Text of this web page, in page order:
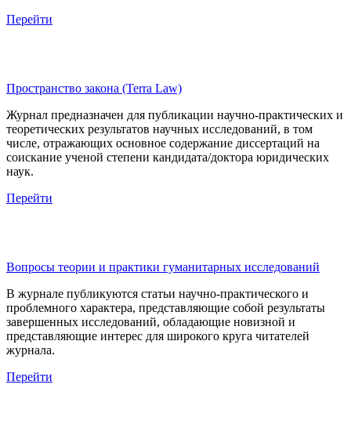
Перейти
Пространство закона (Terra Law)
Журнал предназначен для публикации научно-практических и
теоретических результатов научных исследований, в том
числе, отражающих основное содержание диссертаций на
соискание ученой степени кандидата/доктора юридических
наук.
Перейти
Вопросы теории и практики гуманитарных исследований
В журнале публикуются статьи научно-практического и
проблемного характера, представляющие собой результаты
завершенных исследований, обладающие новизной и
представляющие интерес для широкого круга читателей
журнала.
Перейти